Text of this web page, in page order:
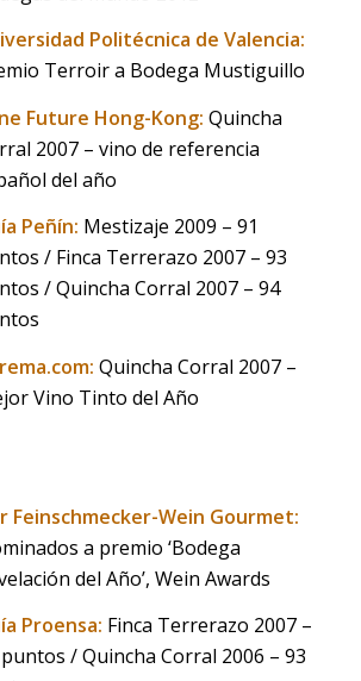
Politécnica de Valencia:
Terroir a Bodega Mustiguillo
Future Hong-Kong: Quincha
2007 – vino de referencia
del año
Peñín: Mestizaje 2009 – 91
/ Finca Terrerazo 2007 – 93
/ Quincha Corral 2007 – 94
Quincha Corral 2007 –
Vino Tinto del Año
Feinschmecker-Wein Gourmet:
a premio ‘Bodega
del Año’, Wein Awards
Proensa: Finca Terrerazo 2007 –
/ Quincha Corral 2006 – 93